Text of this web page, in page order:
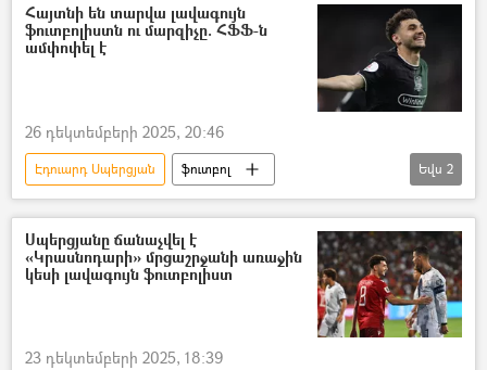
Հայտնի են տարվա լավագույն
ֆուտբոլիստն ու մարզիչը. ՀՖՖ-ն
ամփոփել է
26 դեկտեմբերի 2025, 20:46
Էդուարդ Սպերցյան
ֆուտբոլ
ֆուտբոլիստ
մարզիչ
Հայաստանի ֆուտբոլի ֆեդերացիա
Եվս 2
Սպերցյանը ճանաչվել է
«Կրասնոդարի» մրցաշրջանի առաջին
կեսի լավագույն ֆուտբոլիստ
23 դեկտեմբերի 2025, 18:39